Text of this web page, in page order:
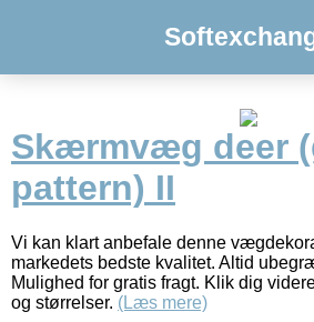
Skærmvæg deer
pattern) II
Vi kan klart anbefale denne
markedets bedste kvalitet. Altid
Mulighed for gratis fragt. Klik dig
og størrelser. (Læs mere)